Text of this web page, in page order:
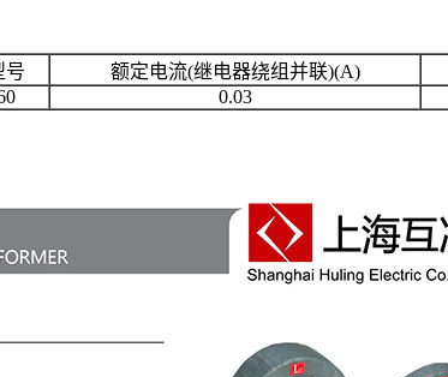
号 额定电流(继电器绕组并联)(A)
0.03